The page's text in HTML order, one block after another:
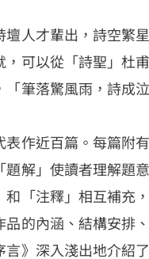
人才輩出，詩空繁
可以從「詩聖」杜
筆落驚風雨，詩成
作近百篇。每篇附
解」使讀者理解題
「注釋」相互補充
的內涵、結構安排
》深入淺出地介紹